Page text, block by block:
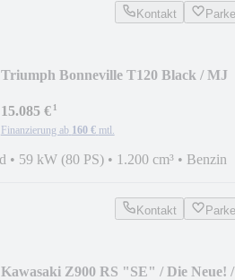
Kontakt
Triumph Bonneville T120 Black / MJ
15.085 €¹
Finanzierung ab 160 € mtl.
• 59 kW (80 PS) • 1.200 cm³ • Benzin
Kontakt
Kawasaki Z900 RS "SE" / Die Neue! /